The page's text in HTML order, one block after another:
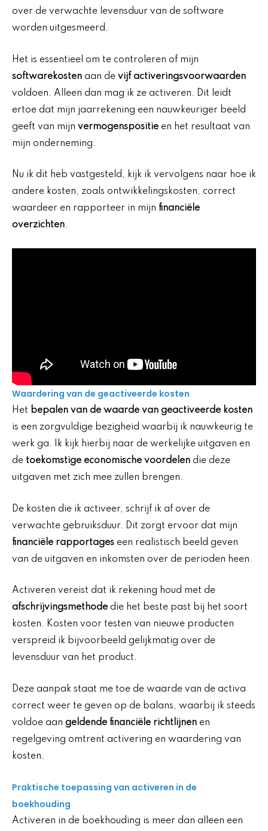
over de verwachte levensduur van de software
worden uitgesmeerd.
Het is essentieel om te controleren of mijn
softwarekosten aan de vijf activeringsvoorwaarden
voldoen. Alleen dan mag ik ze activeren. Dit leidt
ertoe dat mijn jaarrekening een nauwkeuriger beeld
geeft van mijn vermogenspositie en het resultaat van
mijn onderneming.
Nu ik dit heb vastgesteld, kijk ik vervolgens naar hoe ik
andere kosten, zoals ontwikkelingskosten, correct
waardeer en rapporteer in mijn financiële
overzichten.
Waardering van de geactiveerde kosten
Het bepalen van de waarde van geactiveerde kosten
is een zorgvuldige bezigheid waarbij ik nauwkeurig te
werk ga. Ik kijk hierbij naar de werkelijke uitgaven en
de toekomstige economische voordelen die deze
uitgaven met zich mee zullen brengen.
De kosten die ik activeer, schrijf ik af over de
verwachte gebruiksduur. Dit zorgt ervoor dat mijn
financiële rapportages een realistisch beeld geven
van de uitgaven en inkomsten over de perioden heen.
Activeren vereist dat ik rekening houd met de
afschrijvingsmethode die het beste past bij het soort
kosten. Kosten voor testen van nieuwe producten
verspreid ik bijvoorbeeld gelijkmatig over de
levensduur van het product.
Deze aanpak staat me toe de waarde van de activa
correct weer te geven op de balans, waarbij ik steeds
voldoe aan geldende financiële richtlijnen en
regelgeving omtrent activering en waardering van
kosten.
Praktische toepassing van activeren in de
boekhouding
Activeren in de boekhouding is meer dan alleen een